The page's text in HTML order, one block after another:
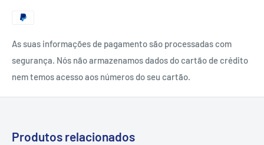
As suas informações de pagamento são processadas com
segurança. Nós não armazenamos dados do cartão de crédito
nem temos acesso aos números do seu cartão.
Produtos relacionados